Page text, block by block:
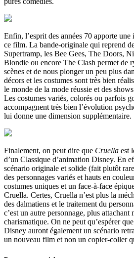
Enfin, l’esprit des années 70 apporte
ce film. La bande-originale qui reprend
Supertramp, les Bee Gees, The Doors,
Blondie ou encore The Clash permet de
scènes et de nous plonger un peu plus
décors et les costumes sont très bien
le monde de la mode réussie et des
Les costumes variés, colorés ou parfois
accompagnent très bien l’évolution
lui donne une dimension supplémentaire.
Finalement, on peut dire que Cruella est
d’un Classique d’animation Disney. En
scénario originale et solide (fait plutôt
des personnages variés et hauts en
costumes uniques et un face-à-face
Cruella. Certes, Cruella n’est plus la
des dalmatiens et le traitement du
c’est un autre personnage, plus
charismatique. On ne peut qu’espérer
Disney auront également un scénario
un nouveau film et non un copier-coller